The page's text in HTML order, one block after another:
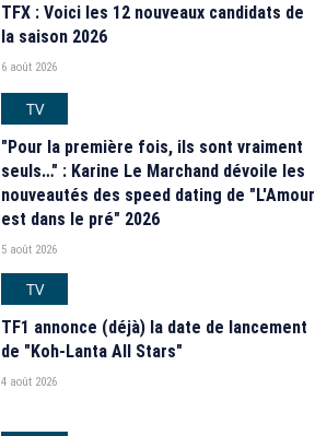
TFX : Voici les 12 nouveaux candidats de
la saison 2026
6 août 2026
TV
"Pour la première fois, ils sont vraiment
seuls…" : Karine Le Marchand dévoile les
nouveautés des speed dating de "L'Amour
est dans le pré" 2026
5 août 2026
TV
TF1 annonce (déjà) la date de lancement
de "Koh-Lanta All Stars"
4 août 2026